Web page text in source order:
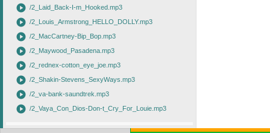
play_circle /2_Laid_Back-I-m_Hooked.mp3
play_circle /2_Louis_Armstrong_HELLO_DOLLY.mp3
play_circle /2_MacCartney-Bip_Bop.mp3
play_circle /2_Maywood_Pasadena.mp3
play_circle /2_rednex-cotton_eye_joe.mp3
play_circle /2_Shakin-Stevens_SexyWays.mp3
play_circle /2_va-bank-saundtrek.mp3
play_circle /2_Vaya_Con_Dios-Don-t_Cry_For_Louie.mp3